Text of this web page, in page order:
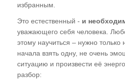
избранным.
Это естественный - и
уважающего себя человека.
этому научиться – нужно
начала взять одну, не очень
ситуацию и произвести её
разбор: